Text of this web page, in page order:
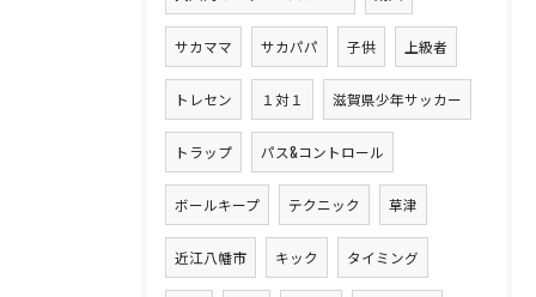
サカママ サカパパ 子供 上級者
トレセン １対１ 滋賀県少年サッカー
トラップ パス&コントロール
ボールキープ テクニック 草津
近江八幡市 キック タイミング